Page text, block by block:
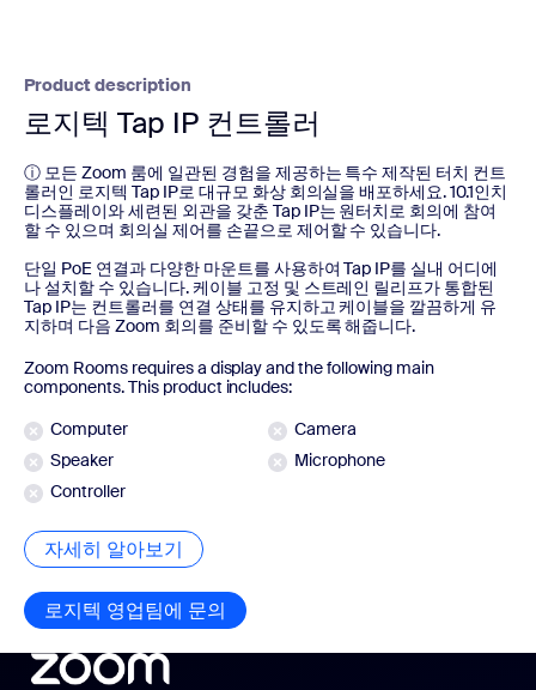
Product description
로지텍 Tap IP 컨트롤러
ⓘ 모든 Zoom 룸에 일관된 경험을 제공하는 특수 제작된 터치 컨트
롤러인 로지텍 Tap IP로 대규모 화상 회의실을 배포하세요. 10.1인치
디스플레이와 세련된 외관을 갖춘 Tap IP는 원터치로 회의에 참여
할 수 있으며 회의실 제어를 손끝으로 제어할 수 있습니다.
단일 PoE 연결과 다양한 마운트를 사용하여 Tap IP를 실내 어디에
나 설치할 수 있습니다. 케이블 고정 및 스트레인 릴리프가 통합된
Tap IP는 컨트롤러를 연결 상태를 유지하고 케이블을 깔끔하게 유
지하며 다음 Zoom 회의를 준비할 수 있도록 해줍니다.
Zoom Rooms requires a display and the following main
components. This product includes:
Computer
Camera
Speaker
Microphone
Controller
자세히 알아보기 자세히 알아보기
로지텍 영업팀에 문의 로지텍 영업팀에 문의